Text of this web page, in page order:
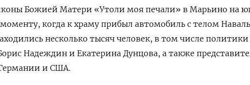
Божией Матери «Утоли моя печали» в Марьино на
когда к храму прибыл автомобиль с телом
несколько тысяч человек, в том числе
Надеждин и Екатерина Дунцова, а также
и США.